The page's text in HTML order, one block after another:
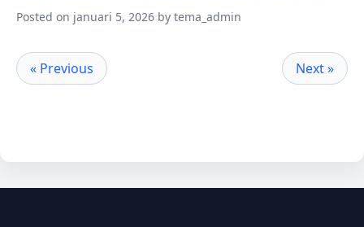
Posted on januari 5, 2026 by tema_admin
« Previous Next »